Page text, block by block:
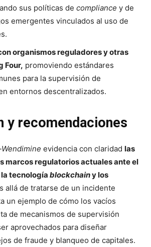
sus políticas de compliance y de
emergentes vinculados al uso de
organismos reguladores y otras
Four, promoviendo estándares
para la supervisión de
entornos descentralizados.
y recomendaciones
evidencia con claridad las
marcos regulatorios actuales ante el
tecnología blockchainy los
allá de tratarse de un incidente
un ejemplo de cómo los vacíos
de mecanismos de supervisión
aprovechados para diseñar
de fraude y blanqueo de capitales.